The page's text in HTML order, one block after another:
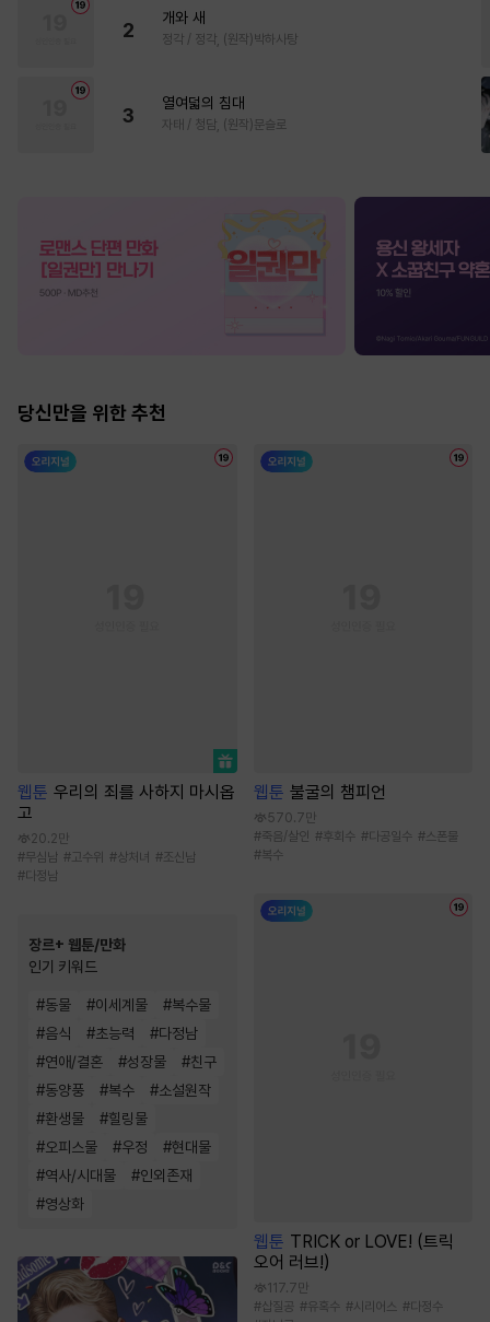
2
개와 새
정각 / 정각, (원작)박하사탕
3
열여덟의 침대
자태 / 청담, (원작)문슬로
당신만을 위한 추천
웹툰 우리의 죄를 사하지 마시옵
고
20.2만
#무심남 #고수위 #상처녀 #조신남
#다정남
장르+ 웹툰/만화
인기 키워드
#동물 #이세계물 #복수물
#음식 #초능력 #다정남
#연애/결혼 #성장물 #친구
#동양풍 #복수 #소설원작
#환생물 #힐링물
#오피스물 #우정 #현대물
#역사/시대물 #인외존재
#영상화
웹툰 불굴의 챔피언
570.7만
#죽음/살인 #후회수 #다공일수 #스폰물
#복수
웹툰 TRICK or LOVE! (트릭
오어 러브!)
117.7만
#삽질공 #유혹수 #시리어스 #다정수